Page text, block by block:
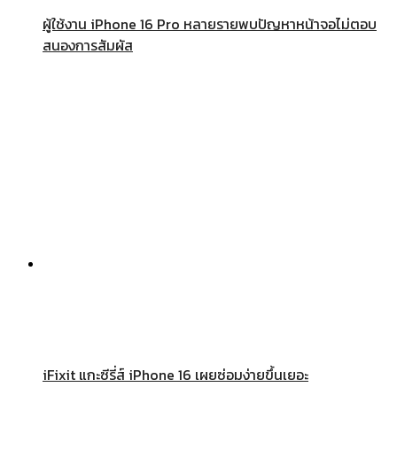
ผู้ใช้งาน iPhone 16 Pro หลายรายพบปัญหาหน้าจอไม่ตอบ
สนองการสัมผัส
iFixit แกะซีรี่ส์ iPhone 16 เผยซ่อมง่ายขึ้นเยอะ